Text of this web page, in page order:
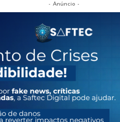
- Anúncio -